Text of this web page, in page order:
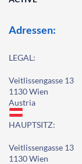
Adressen:
LEGAL:
Veitlissengasse 13
1130 Wien
Austria
HAUPTSITZ:
Veitlissengasse 13
1130 Wien